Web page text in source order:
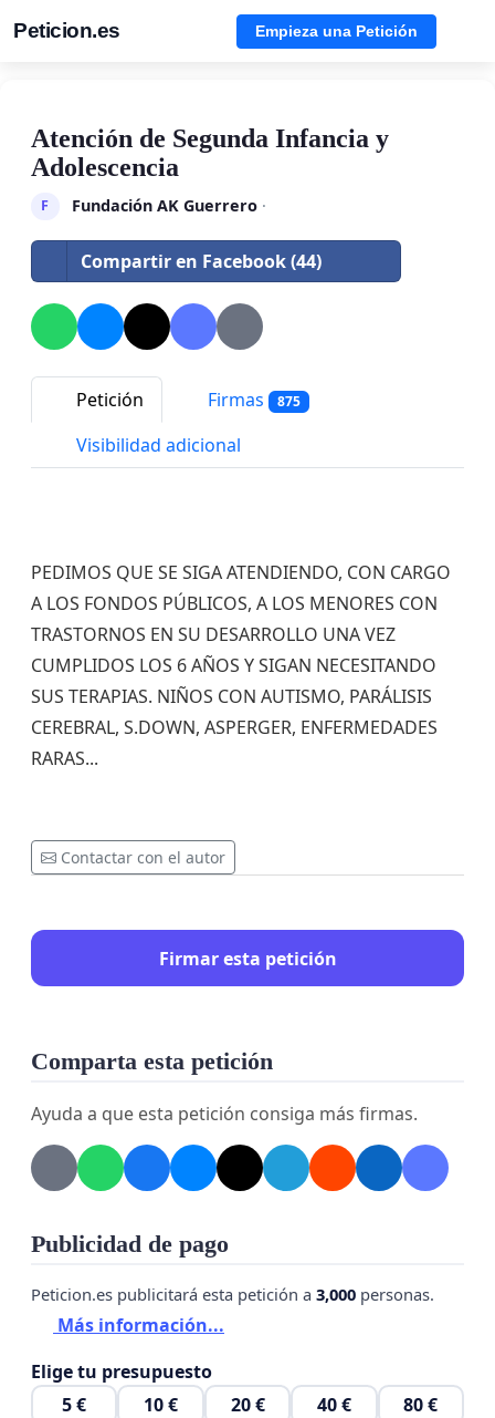
Peticion.es Empieza una Petición
Atención de Segunda Infancia y
Adolescencia
F Fundación AK Guerrero·
Compartir en Facebook (44)
Petición Firmas 875
Visibilidad adicional
PEDIMOS QUE SE SIGA ATENDIENDO, CON CARGO
A LOS FONDOS PÚBLICOS, A LOS MENORES CON
TRASTORNOS EN SU DESARROLLO UNA VEZ
CUMPLIDOS LOS 6 AÑOS Y SIGAN NECESITANDO
SUS TERAPIAS. NIÑOS CON AUTISMO, PARÁLISIS
CEREBRAL, S.DOWN, ASPERGER, ENFERMEDADES
RARAS...
Contactar con el autor
Firmar esta petición
Comparta esta petición
Ayuda a que esta petición consiga más firmas.
Publicidad de pago
Peticion.es publicitará esta petición a 3,000 personas.
Más información...
Elige tu presupuesto
5 €
10 € 20 € 40 € 80 €